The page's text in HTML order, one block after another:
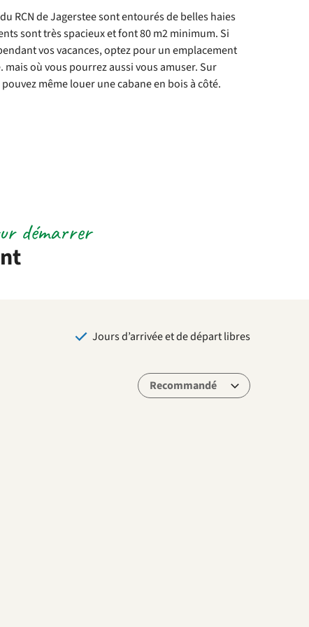
RCN de Jagerstee sont entourés de belles haies
sont très spacieux et font 80 m2 minimum. Si
vos vacances, optez pour un emplacement
où vous pourrez aussi vous amuser. Sur
même louer une cabane en bois à côté.
démarrer
Jours d’arrivée et de départ libres